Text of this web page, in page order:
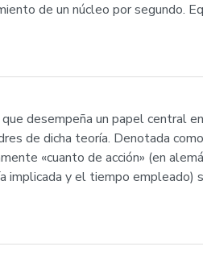
de un núcleo por segundo.
desempeña un papel central
de dicha teoría. Denotada
«cuanto de acción» (en
implicada y el tiempo